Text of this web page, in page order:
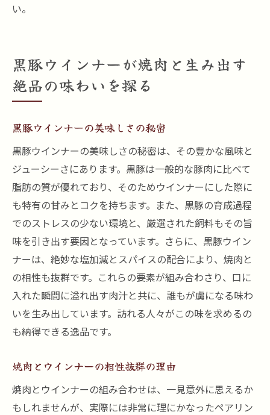
い。
黒豚ウインナーが焼肉と生み出す
絶品の味わいを探る
黒豚ウインナーの美味しさの秘密
黒豚ウインナーの美味しさの秘密は、その豊かな風味と
ジューシーさにあります。黒豚は一般的な豚肉に比べて
脂肪の質が優れており、そのためウインナーにした際に
も特有の甘みとコクを持ちます。また、黒豚の育成過程
でのストレスの少ない環境と、厳選された飼料もその旨
味を引き出す要因となっています。さらに、黒豚ウイン
ナーは、絶妙な塩加減とスパイスの配合により、焼肉と
の相性も抜群です。これらの要素が組み合わさり、口に
入れた瞬間に溢れ出す肉汁と共に、誰もが虜になる味わ
いを生み出しています。訪れる人々がこの味を求めるの
も納得できる逸品です。
焼肉とウインナーの相性抜群の理由
焼肉とウインナーの組み合わせは、一見意外に思えるか
もしれませんが、実際には非常に理にかなったペアリン